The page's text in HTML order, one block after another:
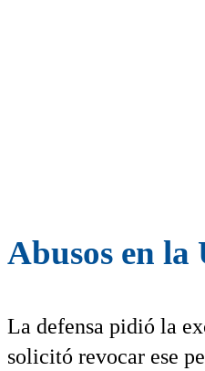
Abusos en la
La defensa pidió la
solicitó revocar ese